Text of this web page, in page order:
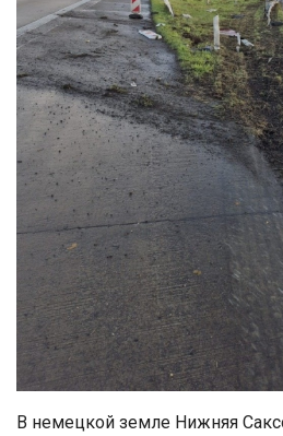
В немецкой земле Нижняя